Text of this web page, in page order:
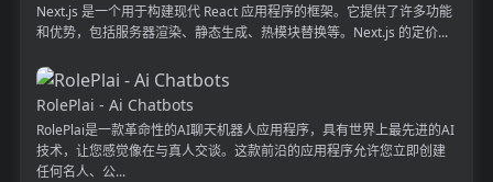
Next.js 是一个用于构建现代 React 应用程序的框架。它提供了许多功能
和优势，包括服务器渲染、静态生成、热模块替换等。Next.js 的定价...
RolePlai - Ai Chatbots
RolePlai是一款革命性的AI聊天机器人应用程序，具有世界上最先进的AI
技术，让您感觉像在与真人交谈。这款前沿的应用程序允许您立即创建
任何名人、公...